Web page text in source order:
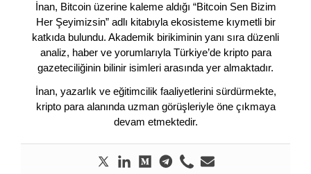
İnan, Bitcoin üzerine kaleme aldığı “Bitcoin Sen Bizim
Her Şeyimizsin” adlı kitabıyla ekosisteme kıymetli bir
katkıda bulundu. Akademik birikiminin yanı sıra düzenli
analiz, haber ve yorumlarıyla Türkiye’de kripto para
gazeteciliğinin bilinir isimleri arasında yer almaktadır.
İnan, yazarlık ve eğitimcilik faaliyetlerini sürdürmekte,
kripto para alanında uzman görüşleriyle öne çıkmaya
devam etmektedir.